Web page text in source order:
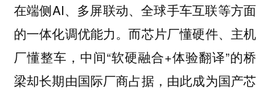
在端侧AI、多屏联动、全球手车互联等方面
的一体化调优能力。而芯片厂懂硬件、主机
厂懂整车，中间“软硬融合+体验翻译”的桥
梁却长期由国际厂商占据，由此成为国产芯